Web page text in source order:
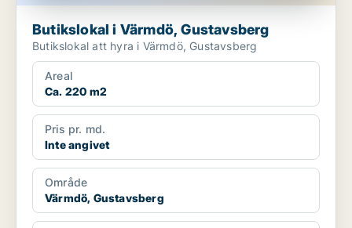
Butikslokal i Värmdö, Gustavsberg
Butikslokal att hyra i Värmdö, Gustavsberg
Areal
Ca. 220 m2
Pris pr. md.
Inte angivet
Område
Värmdö, Gustavsberg